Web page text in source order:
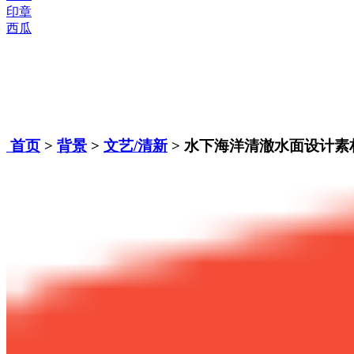
印章
西瓜
首页 > 背景 > 文艺/清新 > 水下海洋清澈水面设计素